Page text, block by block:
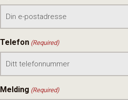
Telefon (Required)
Melding (Required)